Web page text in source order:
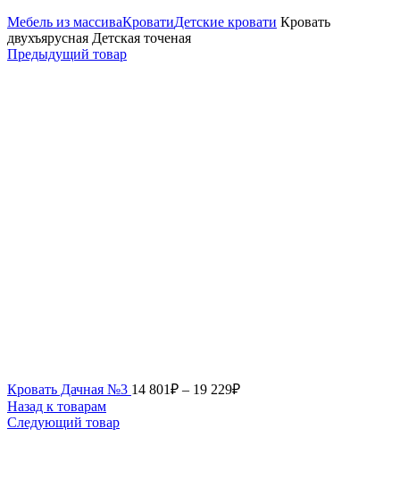
Мебель из массиваКроватиДетские кровати Кровать
двухъярусная Детская точеная
Предыдущий товар
Кровать Дачная №3 14 801₽ – 19 229₽
Назад к товарам
Следующий товар